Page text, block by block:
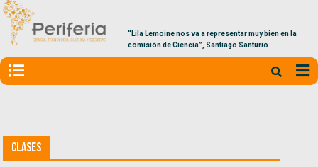
“Lila Lemoine nos va a representar muy bien en la
comisión de Ciencia”, Santiago Santurio
Clases